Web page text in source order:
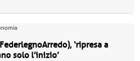
‘ripresa a
solo l’inizio’